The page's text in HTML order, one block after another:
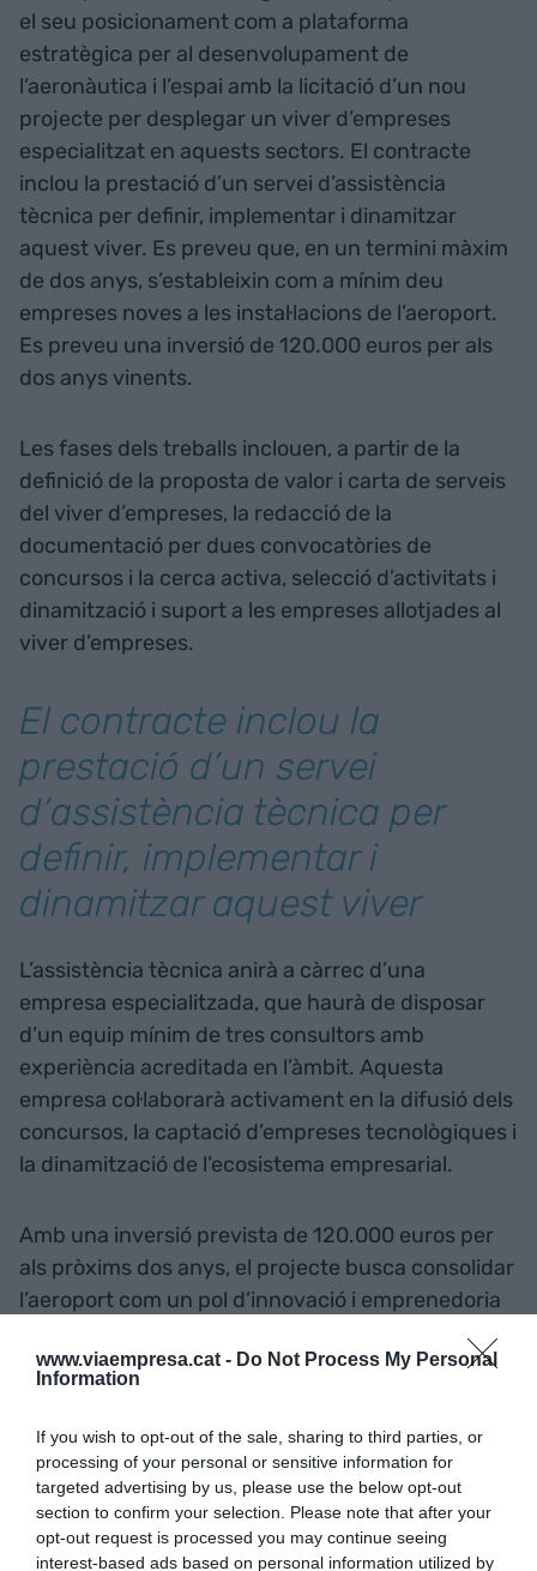
www.viaempresa.cat - Do Not Process My Personal
Information
If you wish to opt-out of the sale, sharing to third parties, or
processing of your personal or sensitive information for
targeted advertising by us, please use the below opt-out
section to confirm your selection. Please note that after your
opt-out request is processed you may continue seeing
interest-based ads based on personal information utilized by
el seu posicionament com a plataforma
estratègica per al desenvolupament de
l’aeronàutica i l’espai amb la licitació d’un nou
projecte per desplegar un viver d’empreses
especialitzat en aquests sectors. El contracte
inclou la prestació d’un servei d’assistència
tècnica per definir, implementar i dinamitzar
aquest viver. Es preveu que, en un termini màxim
de dos anys, s’estableixin com a mínim deu
empreses noves a les instal·lacions de l’aeroport.
Es preveu una inversió de 120.000 euros per als
dos anys vinents.
Les fases dels treballs inclouen, a partir de la
definició de la proposta de valor i carta de serveis
del viver d’empreses, la redacció de la
documentació per dues convocatòries de
concursos i la cerca activa, selecció d’activitats i
dinamització i suport a les empreses allotjades al
viver d’empreses.
El contracte inclou la
prestació d’un servei
d’assistència tècnica per
definir, implementar i
dinamitzar aquest viver
L’assistència tècnica anirà a càrrec d’una
empresa especialitzada, que haurà de disposar
d’un equip mínim de tres consultors amb
experiència acreditada en l’àmbit. Aquesta
empresa col·laborarà activament en la difusió dels
concursos, la captació d’empreses tecnològiques i
la dinamització de l’ecosistema empresarial.
Amb una inversió prevista de 120.000 euros per
als pròxims dos anys, el projecte busca consolidar
l’aeroport com un pol d’innovació i emprenedoria
tecnològica, aprofitant la seva infraestructura
singular i la presència creixent de projectes
Consolidació com a
plataforma tecnològica